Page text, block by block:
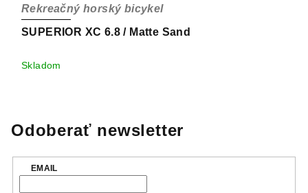
SUPERIOR XC 6.8 / Matte Sand
Rekreačný horský bicykel
Skladom
Odoberať newsletter
EMAIL